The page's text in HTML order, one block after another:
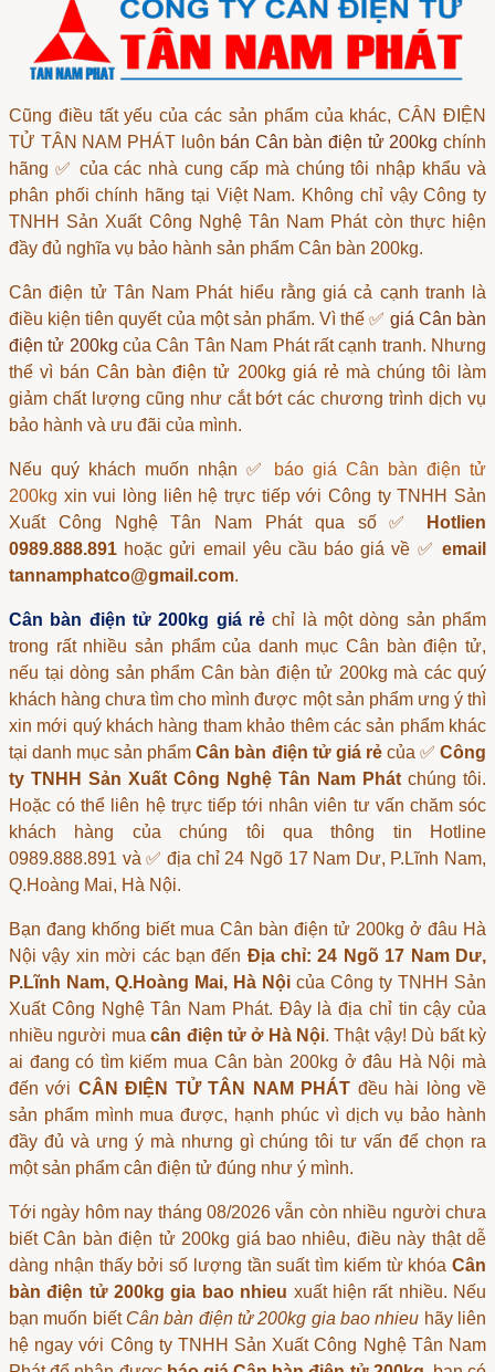
Cũng điều tất yếu của các sản phẩm của khác, CÂN ĐIỆN
TỬ TÂN NAM PHÁT luôn bán Cân bàn điện tử 200kg chính
hãng ✅ của các nhà cung cấp mà chúng tôi nhập khẩu và
phân phối chính hãng tại Việt Nam. Không chỉ vậy Công ty
TNHH Sản Xuất Công Nghệ Tân Nam Phát còn thực hiện
đầy đủ nghĩa vụ bảo hành sản phẩm Cân bàn 200kg.
Cân điện tử Tân Nam Pháthiểu rằng giá cả cạnh tranh là
điều kiện tiên quyết của một sản phẩm. Vì thế ✅ giá Cân bàn
điện tử 200kg của Cân Tân Nam Phát rất cạnh tranh. Nhưng
thể vì bánCân bàn điện tử 200kg giá rẻmà chúng tôi làm
giảm chất lượng cũng như cắt bớt các chương trình dịch vụ
bảo hành và ưu đãi của mình.
Nếu quý khách muốn nhận ✅ báo giá Cân bàn điện tử
200kg xin vui lòng liên hệ trực tiếp với Công ty TNHH Sản
Xuất Công Nghệ Tân Nam Phát qua số ✅
Hotlien
0989.888.891 hoặc gửi email yêu cầu báo giá về ✅ email
tannamphatco@gmail.com.
Cân bàn điện tử 200kg giá rẻ chỉ là một dòng sản phẩm
trong rất nhiều sản phẩm của danh mụcCân bàn điện tử,
nếu tại dòng sản phẩm Cân bàn điện tử 200kg mà các quý
khách hàng chưa tìm cho mình được một sản phẩm ưng ý thì
xin mới quý khách hàng tham khảo thêm các sản phẩm khác
tại danh mục sản phẩmCân bàn điện tử giá rẻcủa ✅Công
ty TNHH Sản Xuất Công Nghệ Tân Nam Phát chúng tôi.
Hoặc có thể liên hệ trực tiếp tới nhân viên tư vấn chăm sóc
khách hàng của chúng tôi qua thông tin Hotline
0989.888.891 và ✅ địa chỉ 24 Ngõ 17 Nam Dư, P.Lĩnh Nam,
Q.Hoàng Mai, Hà Nội.
Bạn đang khống biết mua Cân bàn điện tử 200kg ở đâu Hà
Nội vậy xin mời các bạn đến Địa chỉ: 24 Ngõ 17 Nam Dư,
P.Lĩnh Nam, Q.Hoàng Mai, Hà Nội của Công ty TNHH Sản
Xuất Công Nghệ Tân Nam Phát. Đây là địa chỉ tin cậy của
nhiều người muacân điện tử ở Hà Nội. Thật vậy! Dù bất kỳ
ai đang có tìm kiếm mua Cân bàn 200kg ở đâu Hà Nội mà
đến với CÂN ĐIỆN TỬ TÂN NAM PHÁT đều hài lòng về
sản phẩm mình mua được, hạnh phúc vì dịch vụ bảo hành
đầy đủ và ưng ý mà nhưng gì chúng tôi tư vấn để chọn ra
một sản phẩm cân điện tử đúng như ý mình.
Tới ngày hôm nay tháng 08/2026 vẫn còn nhiều người chưa
biếtCân bàn điện tử 200kg giá bao nhiêu, điều này thật dễ
dàng nhận thấy bởi số lượng tần suất tìm kiếm từ khóa Cân
bàn điện tử 200kg gia bao nhieu xuất hiện rất nhiều. Nếu
bạn muốn biết Cân bàn điện tử 200kg gia bao nhieu hãy liên
hệ ngay với Công ty TNHH Sản Xuất Công Nghệ Tân Nam